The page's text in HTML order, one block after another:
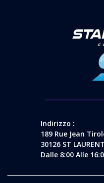
Indirizzo :
189 Rue Jean
30126 ST
Dalle 8:00 Alle